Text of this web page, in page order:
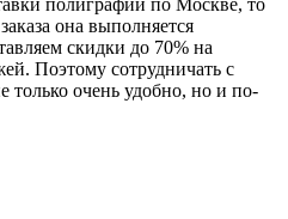
полиграфии по Москве, то
она выполняется
скидки до 70% на
Поэтому сотрудничать с
только очень удобно, но и по-